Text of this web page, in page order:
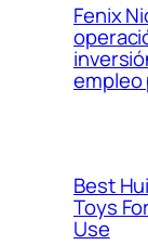
Fenix
empleo
Best
Toys
Use